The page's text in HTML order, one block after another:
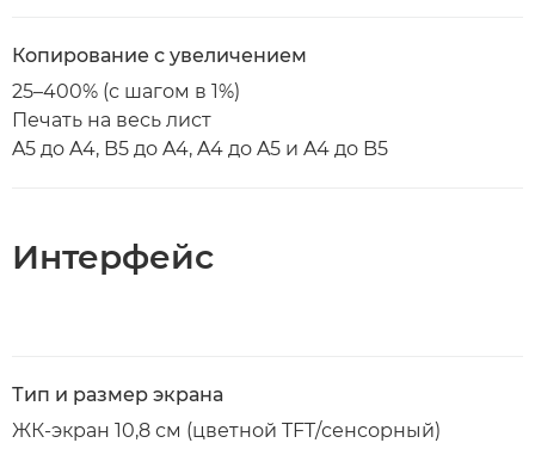
Копирование с увеличением
25–400% (с шагом в 1%)
Печать на весь лист
A5 до A4, B5 до A4, A4 до A5 и A4 до B5
Интерфейс
Тип и размер экрана
ЖК-экран 10,8 см (цветной TFT/сенсорный)